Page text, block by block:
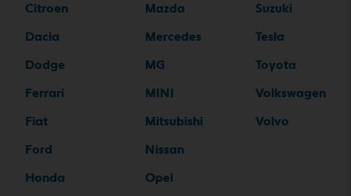
Citroen
Dacia
Dodge
Ferrari
Fiat
Ford
Honda
Mazda
Mercedes
MG
MINI
Mitsubishi
Nissan
Opel
Suzuki
Tesla
Toyota
Volkswagen
Volvo